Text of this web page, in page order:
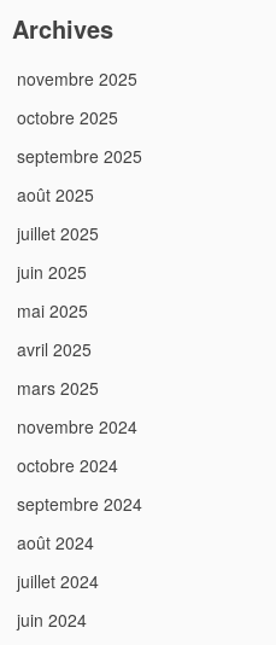
Archives
novembre 2025
octobre 2025
septembre 2025
août 2025
juillet 2025
juin 2025
mai 2025
avril 2025
mars 2025
novembre 2024
octobre 2024
septembre 2024
août 2024
juillet 2024
juin 2024